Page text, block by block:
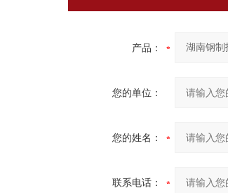
产品：
您的单位：
您的姓名：
联系电话：